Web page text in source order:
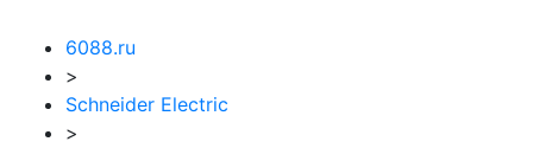
6088.ru
>
Schneider Electric
>